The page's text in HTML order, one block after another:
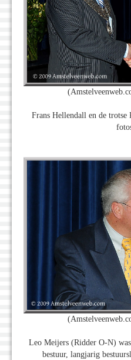
Frans Hellendall en de trotse
Leo Meijers (Ridder O-N)
bestuur, langjarig